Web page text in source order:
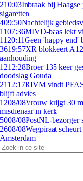
210:03Inbraak bij Haagse
sigaretten
409:50Nachtelijk
1107:36MIVD-baas lekt
11 20:11Geen 'happy end'
3619:57XR blokkeert
aanhouding
1212:28Broer 135 keer
doodslag Gouda
2112:17RIVM vindt PFAS
blijft advies
1208/08Vrouw krijgt 30
misdienaar in kerk
5008/08PostNL-bezorger
2608/08Wegpiraat
Amsterdam